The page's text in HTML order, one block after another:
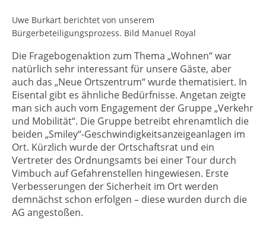
Uwe Burkart berichtet von unserem
Bürgerbeteiligungsprozess. Bild Manuel Royal
Die Fragebogenaktion zum Thema „Wohnen“ war
natürlich sehr interessant für unsere Gäste, aber
auch das „Neue Ortszentrum“ wurde thematisiert. In
Eisental gibt es ähnliche Bedürfnisse. Angetan zeigte
man sich auch vom Engagement der Gruppe „Verkehr
und Mobilität“. Die Gruppe betreibt ehrenamtlich die
beiden „Smiley“-Geschwindigkeitsanzeigeanlagen im
Ort. Kürzlich wurde der Ortschaftsrat und ein
Vertreter des Ordnungsamts bei einer Tour durch
Vimbuch auf Gefahrenstellen hingewiesen. Erste
Verbesserungen der Sicherheit im Ort werden
demnächst schon erfolgen – diese wurden durch die
AG angestoßen.